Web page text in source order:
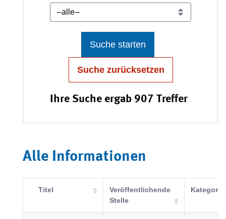
Suche starten
Suche zurücksetzen
Ihre Suche ergab 907 Treffer
Alle Informationen
Titel
Veröffentlichende
Stelle
Kategorie